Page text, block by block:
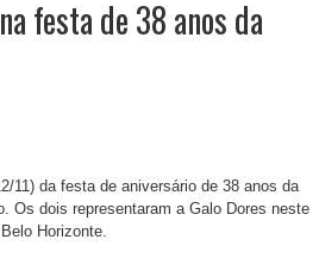
festa de 38 anos da
11) da festa de aniversário de 38 anos da
Os dois representaram a Galo Dores neste
Horizonte.